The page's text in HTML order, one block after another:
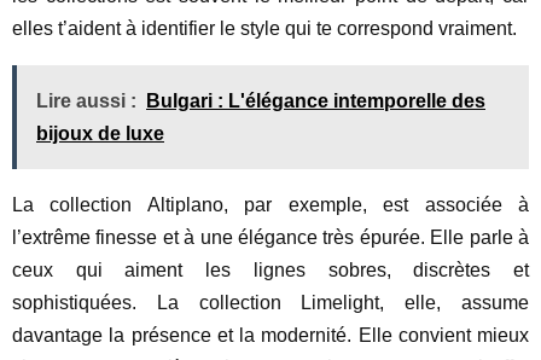
elles t’aident à identifier le style qui te correspond vraiment.
Lire aussi :
Bulgari : L'élégance intemporelle des
bijoux de luxe
La collection Altiplano, par exemple, est associée à
l’extrême finesse et à une élégance très épurée. Elle parle à
ceux qui aiment les lignes sobres, discrètes et
sophistiquées. La collection Limelight, elle, assume
davantage la présence et la modernité. Elle convient mieux